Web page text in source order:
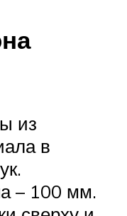
из
в
– 100 мм.